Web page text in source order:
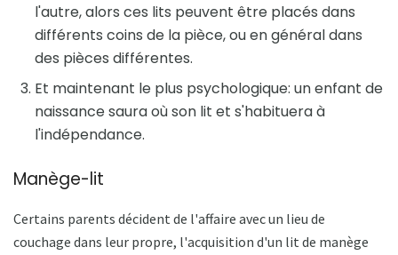
l'autre, alors ces lits peuvent être placés dans
différents coins de la pièce, ou en général dans
des pièces différentes.
Et maintenant le plus psychologique: un enfant de
naissance saura où son lit et s'habituera à
l'indépendance.
Manège-lit
Certains parents décident de l'affaire avec un lieu de
couchage dans leur propre, l'acquisition d'un lit de manège